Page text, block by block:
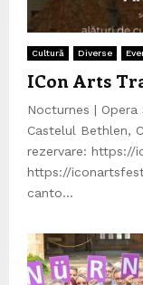
Cultură Diverse
ICon Arts
Nocturnes |
Castelul Bethlen,
rezervare: https://
https://
canto...